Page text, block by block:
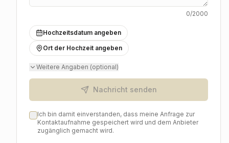
0/2000
Hochzeitsdatum angeben
Ort der Hochzeit angeben
Weitere Angaben (optional)
Nachricht senden
Ich bin damit einverstanden, dass meine Anfrage zur
Kontaktaufnahme gespeichert wird und dem Anbieter
zugänglich gemacht wird.